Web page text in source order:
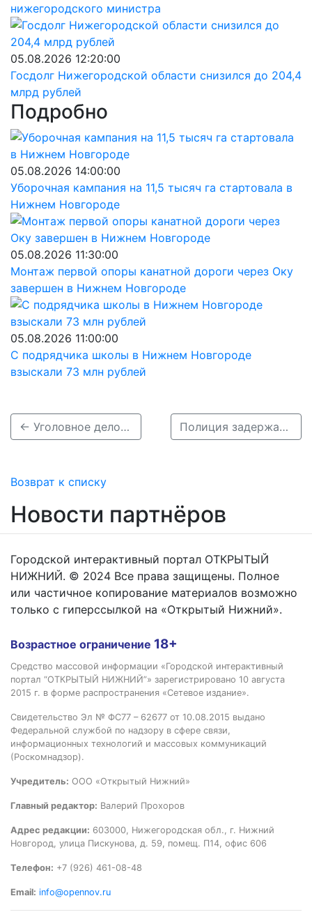
нижегородского министра
05.08.2026 12:20:00
Госдолг Нижегородской области снизился до 204,4
млрд рублей
Подробно
05.08.2026 14:00:00
Уборочная кампания на 11,5 тысяч га стартовала в
Нижнем Новгороде
05.08.2026 11:30:00
Монтаж первой опоры канатной дороги через Оку
завершен в Нижнем Новгороде
05.08.2026 11:00:00
С подрядчика школы в Нижнем Новгороде
взыскали 73 млн рублей
← Уголовное дело завели на виновника ДТП с двумя детьми на Бору Полиция задержала виновника смертельного ДТП с двумя детьми на Бору →
Возврат к списку
Новости партнёров
Городской интерактивный портал ОТКРЫТЫЙ
НИЖНИЙ. © 2024 Все права защищены. Полное
или частичное копирование материалов возможно
только с гиперссылкой на «Открытый Нижний».
Возрастное ограничение 18+
Средство массовой информации «Городской интерактивный
портал “ОТКРЫТЫЙ НИЖНИЙ”» зарегистрировано 10 августа
2015 г. в форме распространения «Сетевое издание».
Свидетельство Эл № ФС77 – 62677 от 10.08.2015 выдано
Федеральной службой по надзору в сфере связи,
информационных технологий и массовых коммуникаций
(Роскомнадзор).
Учредитель: ООО «Открытый Нижний»
Главный редактор: Валерий Прохоров
Адрес редакции: 603000, Нижегородская обл., г. Нижний
Новгород, улица Пискунова, д. 59, помещ. П14, офис 606
Телефон: +7 (926) 461-08-48
Email: info@opennov.ru